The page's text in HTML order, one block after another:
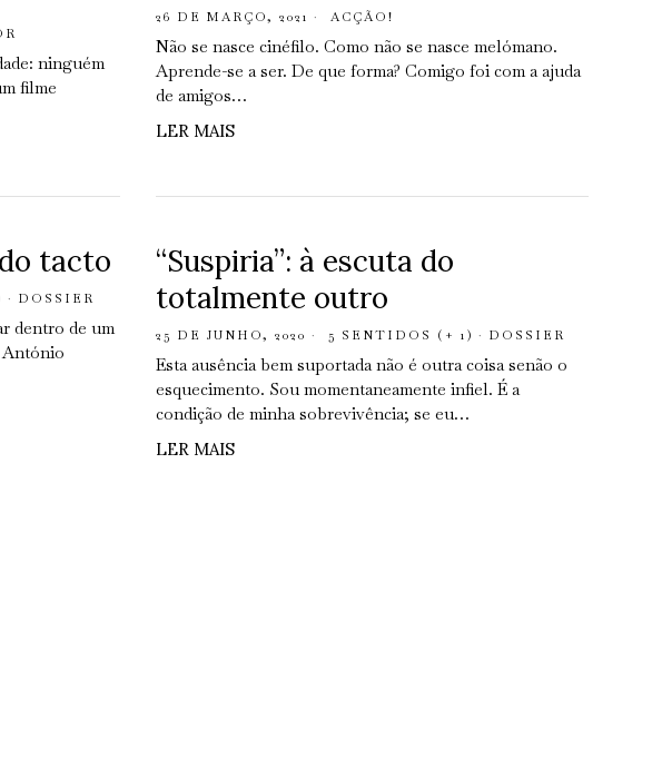
ninguém
filme
26 DE MARÇO, 2021 ACÇÃO!
Não se nasce cinéfilo. Como não se nasce melómano.
Aprende-se a ser. De que forma? Comigo foi com a ajuda
de amigos…
LER MAIS
tacto
· DOSSIER
dentro de um
António
“Suspiria”: à escuta do
totalmente outro
25 DE JUNHO, 2020 5 SENTIDOS (+ 1) · DOSSIER
Esta ausência bem suportada não é outra coisa senão o
esquecimento. Sou momentaneamente infiel. É a
condição de minha sobrevivência; se eu…
LER MAIS